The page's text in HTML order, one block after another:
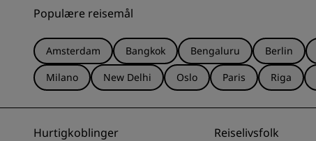
Populære reisemål
Amsterdam Bangkok Bengaluru Berlin
Milano
New Delhi Oslo Paris Riga
Hurtigkoblinger Reiselivsfolk